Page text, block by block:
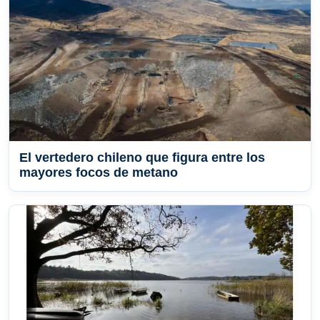
El vertedero chileno que figura entre los
mayores focos de metano